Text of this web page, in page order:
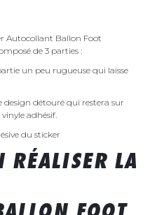
Autocollant Ballon Foot
de 3 parties :
un peu rugueuse qui laisse
design détouré qui restera sur
adhésif.
du sticker
LA